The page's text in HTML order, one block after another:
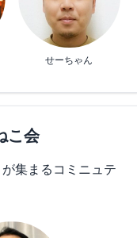
せーちゃん
こ会
集まるコミニュテ